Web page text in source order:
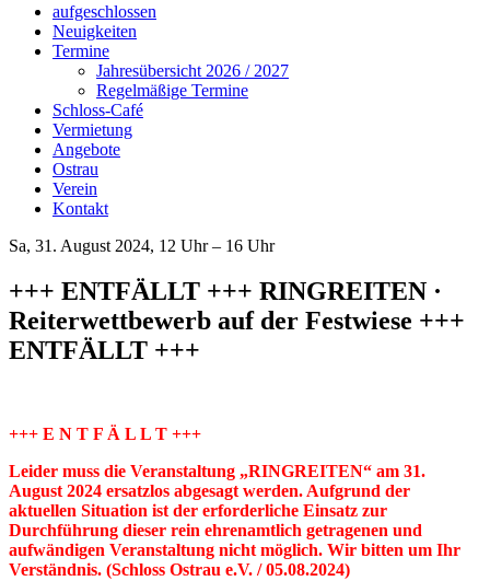
aufgeschlossen
Neuigkeiten
Termine
Jahresübersicht 2026 / 2027
Regelmäßige Termine
Schloss-Café
Vermietung
Angebote
Ostrau
Verein
Kontakt
Sa, 31. August 2024, 12 Uhr – 16 Uhr
+++ ENTFÄLLT +++ RINGREITEN ·
Reiterwettbewerb auf der Festwiese +++
ENTFÄLLT +++
+++ E N T F Ä L L T +++
Leider muss die Veranstaltung „RINGREITEN“ am 31.
August 2024 ersatzlos abgesagt werden. Aufgrund der
aktuellen Situation ist der erforderliche Einsatz zur
Durchführung dieser rein ehrenamtlich getragenen und
aufwändigen Veranstaltung nicht möglich. Wir bitten um Ihr
Verständnis. (Schloss Ostrau e.V. / 05.08.2024)